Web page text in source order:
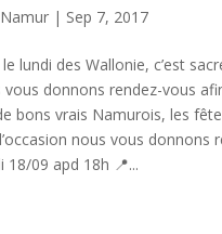
| Sep 7, 2017
lundi des Wallonie, c’est
vous donnons rendez-vous
bons vrais Namurois, les
nous vous donnons
09 apd 18h 📍...